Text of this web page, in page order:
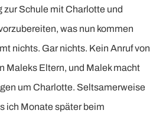
zur Schule mit Charlotte und
was nun kommen
nichts. Gar nichts. Kein Anruf von
Maleks Eltern, und Malek macht
um Charlotte. Seltsamerweise
ich Monate später beim